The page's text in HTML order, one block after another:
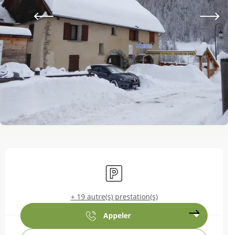
Parking
+ 19 autre(s) prestation(s)
Appeler